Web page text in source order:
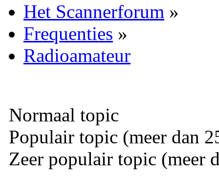
Het Scannerforum »
Frequenties »
Radioamateur
Normaal topic
Populair topic (meer dan
Zeer populair topic (meer